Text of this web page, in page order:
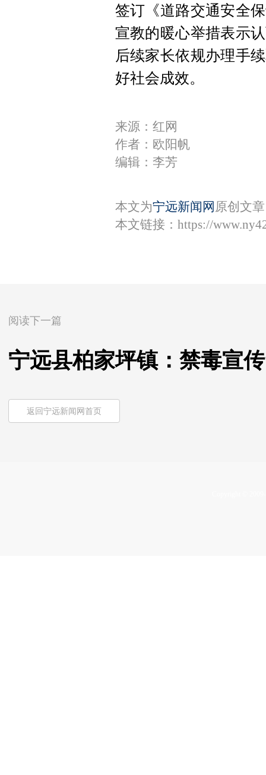
签订《道路交通安全
宣教的暖心举措表示
后续家长依规办理手
好社会成效。
来源：红网
作者：欧阳帆
编辑：李芳
本文为宁远新闻网 原创文
本文链接： https://
阅读下一篇
宁远县柏家坪镇：禁毒宣
返回宁远新闻网首页